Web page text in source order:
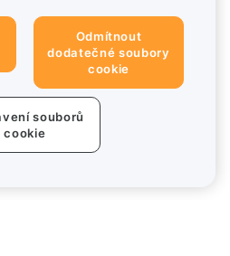
Odmítnout
dodatečné soubory
cookie
souborů
cookie